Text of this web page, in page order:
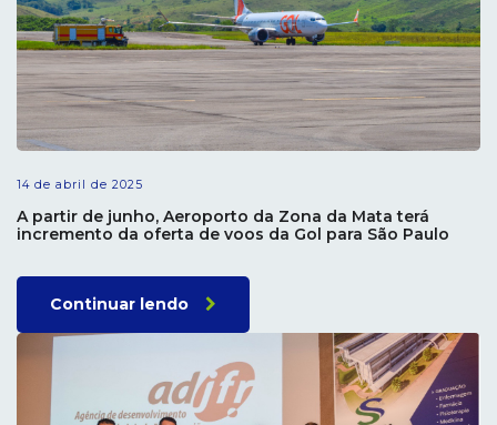
14 de abril de 2025
A partir de junho, Aeroporto da Zona da Mata terá
incremento da oferta de voos da Gol para São Paulo
Continuar lendo